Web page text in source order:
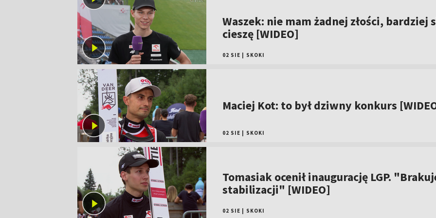
Waszek: nie mam żadnej złości, bardziej
cieszę [WIDEO]
02 SIE SKOKI
Maciej Kot: to był dziwny konkurs
02 SIE SKOKI
Tomasiak ocenił inaugurację LGP.
stabilizacji" [WIDEO]
02 SIE SKOKI